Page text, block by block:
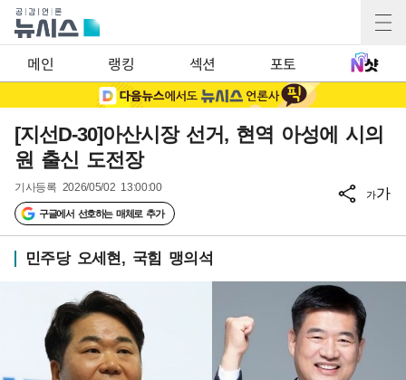
메인 랭킹 섹션 포토
[지선D-30]아산시장 선거, 현역 아성에 시의
원 출신 도전장
기사등록 2026/05/02 13:00:00
구글에서 선호하는 매체로 추가
가가
민주당 오세현, 국힘 맹의석